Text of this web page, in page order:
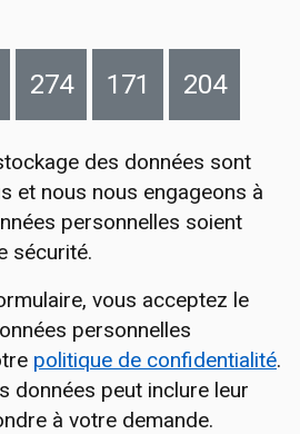
274 171 204
des données sont
et nous nous engageons à
personnelles soient
sécurité.
vous acceptez le
personnelles
politique de confidentialité.
données peut inclure leur
à votre demande.